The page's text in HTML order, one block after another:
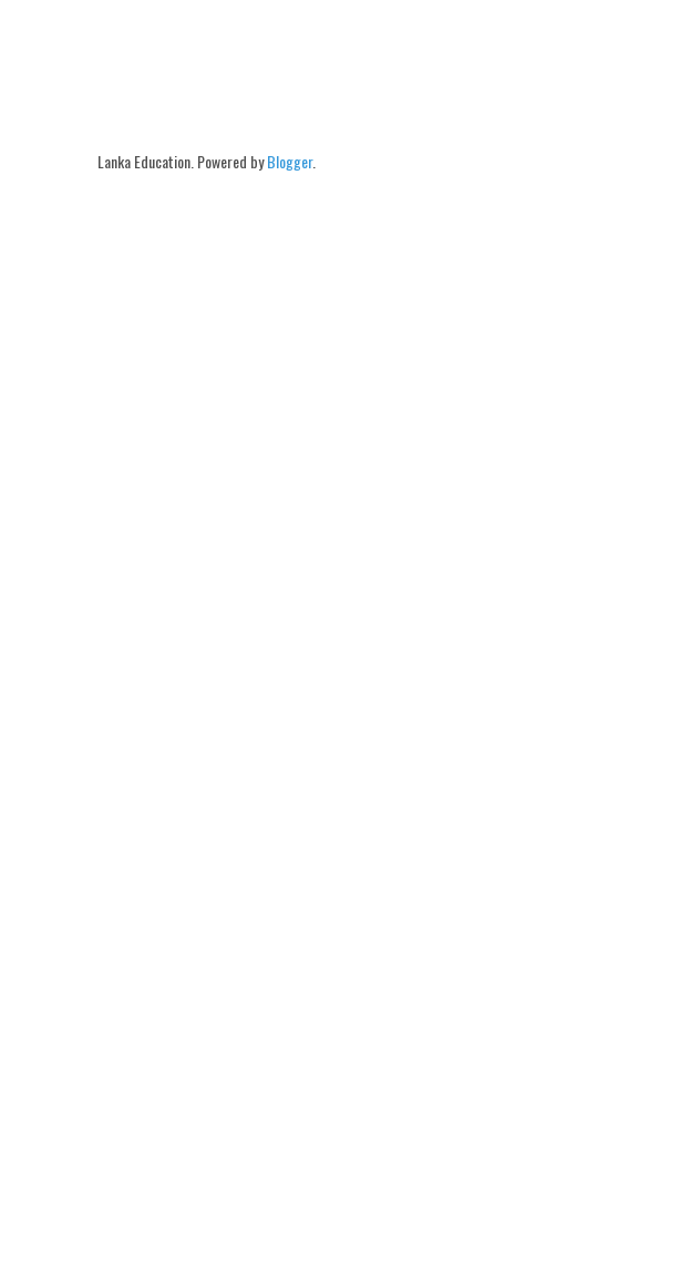
Lanka Education. Powered byBlogger.